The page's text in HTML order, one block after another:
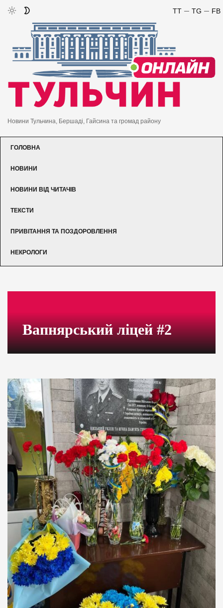
FB
TG
TT
Новини Тульчина, Бершаді, Гайсина та громад району
ГОЛОВНА
НОВИНИ
НОВИНИ ВІД ЧИТАЧІВ
ТЕКСТИ
ПРИВІТАННЯ ТА ПОЗДОРОВЛЕННЯ
НЕКРОЛОГИ
Вапнярський ліцей #2